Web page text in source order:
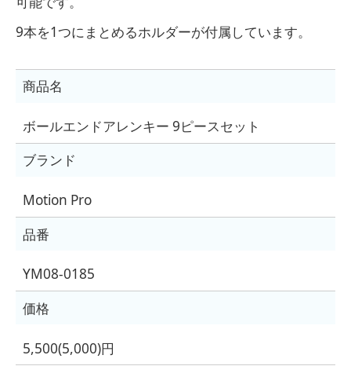
9本を1つにまとめるホルダーが付属しています。
商品名
ボールエンドアレンキー 9ピースセット
ブランド
Motion Pro
品番
YM08-0185
価格
5,500(5,000)円